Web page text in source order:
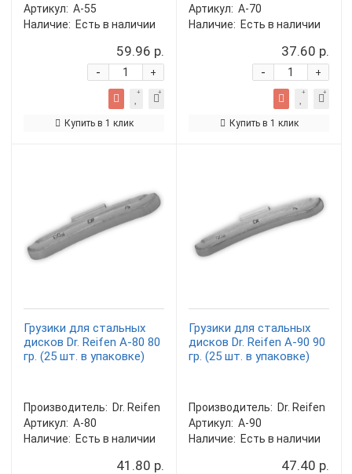
Артикул: A-55
Наличие: Есть в наличии
59.96 р.
+
-
Купить в 1 клик
Артикул: A-70
Наличие: Есть в наличии
37.60 р.
+
-
Купить в 1 клик
Грузики для стальных
дисков Dr. Reifen A-80 80
гр. (25 шт. в упаковке)
Производитель: Dr. Reifen
Артикул: A-80
Наличие: Есть в наличии
41.80 р.
Грузики для стальных
дисков Dr. Reifen A-90 90
гр. (25 шт. в упаковке)
Производитель: Dr. Reifen
Артикул: A-90
Наличие: Есть в наличии
47.40 р.